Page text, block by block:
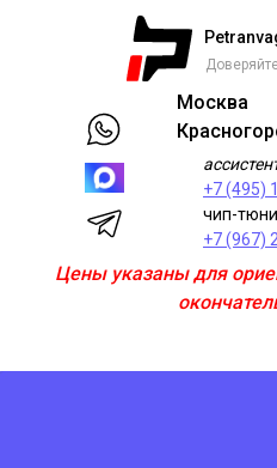
+7 (495)
чип-
+7 (967)
Москва
Цены указаны для